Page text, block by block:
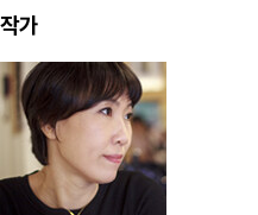
작가